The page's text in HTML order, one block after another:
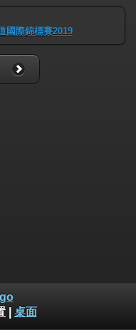
國際錦標賽2019
| 桌面